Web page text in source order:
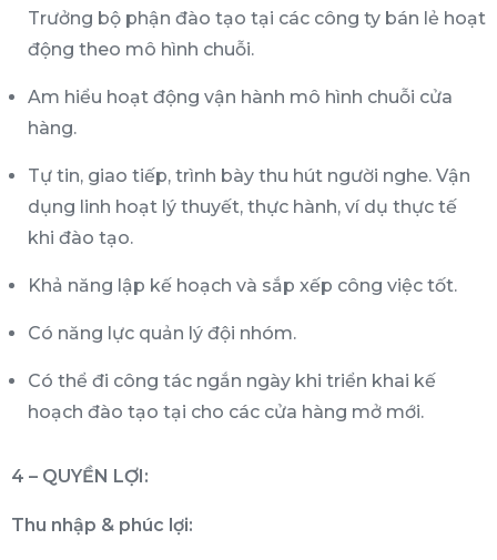
Trưởng bộ phận đào tạo tại các công ty bán lẻ hoạt
động theo mô hình chuỗi.
Am hiểu hoạt động vận hành mô hình chuỗi cửa
hàng.
Tự tin, giao tiếp, trình bày thu hút người nghe. Vận
dụng linh hoạt lý thuyết, thực hành, ví dụ thực tế
khi đào tạo.
Khả năng lập kế hoạch và sắp xếp công việc tốt.
Có năng lực quản lý đội nhóm.
Có thể đi công tác ngắn ngày khi triển khai kế
hoạch đào tạo tại cho các cửa hàng mở mới.
4 – QUYỀN LỢI:
Thu nhập & phúc lợi: